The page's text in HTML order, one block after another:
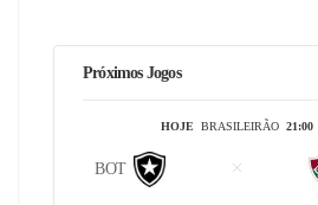
Próximos Jogos
HOJE BRASILEIRÃO 21:00
BOT